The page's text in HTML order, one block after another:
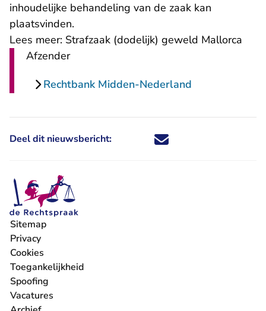
inhoudelijke behandeling van de zaak kan
plaatsvinden.
Lees meer: Strafzaak (dodelijk) geweld Mallorca
Afzender
Rechtbank Midden-Nederland
Deel dit nieuwsbericht: Deel dit nieuwsbericht via X -
Deel dit nieuwsbericht via
Deel dit nieuwsbericht
Deel dit
Sitemap
Privacy
Cookies
Toegankelijkheid
Spoofing
Vacatures
- U verlaat Rechtspraak.nl